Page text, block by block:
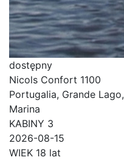
dostępny
Nicols Confort 1100
Portugalia, Grande Lago,
Marina
KABINY 3
2026-08-15
WIEK 18 lat